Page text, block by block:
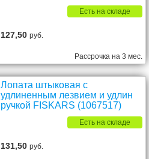
Есть на складе
127,50руб.
Рассрочка на 3 мес.
Лопата штыковая с
удлиненным лезвием и удлин
ручкой FISKARS (1067517)
Есть на складе
131,50руб.